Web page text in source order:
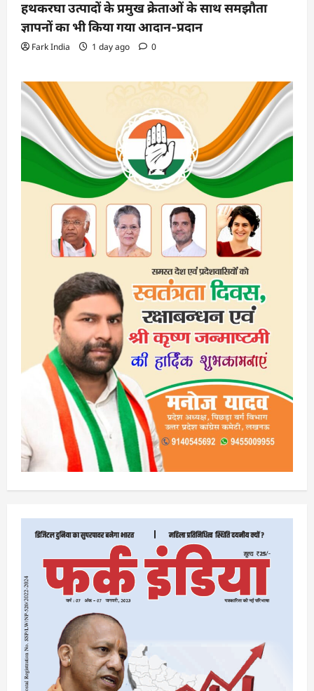
हथकरघा उत्पादों के प्रमुख क्रेताओं के साथ समझौता
ज्ञापनों का भी किया गया आदान-प्रदान
Fark India 1 day ago 0